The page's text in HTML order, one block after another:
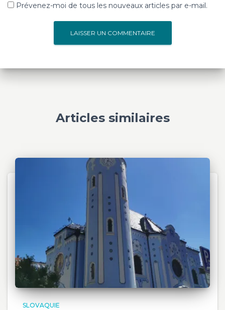
Prévenez-moi de tous les nouveaux articles par e-mail.
Articles similaires
SLOVAQUIE